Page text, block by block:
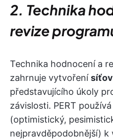
2. Technika
revize
Technika hodnocení a
zahrnuje vytvoření
představujícího úkoly
závislosti. PERT
(optimistický,
nejpravděpodobnější) k